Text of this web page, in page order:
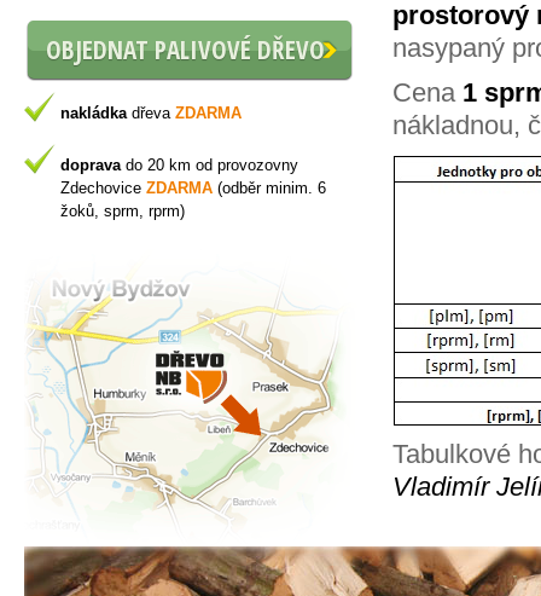
OBJEDNAT PALIVOVÉ DŘEVO
nakládkadřeva ZDARMA
dopravado 20 km od provozovny
Zdechovice ZDARMA (odběr minim. 6
žoků, sprm, rprm)
prostorový
nasypaný
Cena1
nákladnou,
Tabulkové
Vladimír